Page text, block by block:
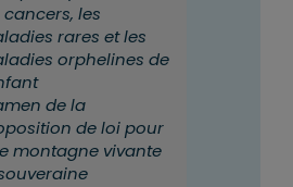
cancers, les
rares et les
orphelines de
de la
de loi pour
montagne vivante